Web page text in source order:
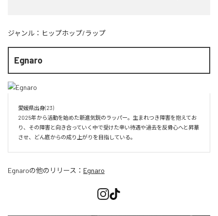
ジャンル： ヒップホップ/ラップ
Egnaro
愛媛県出身(23)
2025年から活動を始めた新進気鋭のラッパー。生まれつき障害を抱えてお
り、その障害と向き合っていく中で受けた辛い待遇や過去を反骨心へと昇華
させ、どん底からの成り上がりを目指している。
Egnaroの他のリリース： Egnaro